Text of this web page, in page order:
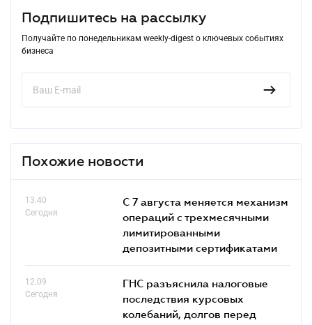
Подпишитесь на рассылку
Получайте по понедельникам weekly-digest о ключевых событиях
бизнеса
Похожие новости
13.40
Сегодня
С 7 августа меняется механизм
операций с трехмесячными
лимитированными
депозитными сертификатами
12.09
Сегодня
ГНС разъяснила налоговые
последствия курсовых
колебаний, долгов перед